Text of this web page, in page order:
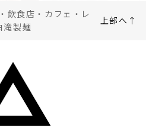
飲食店・カフェ・レ
滝製麺
上部へ↑